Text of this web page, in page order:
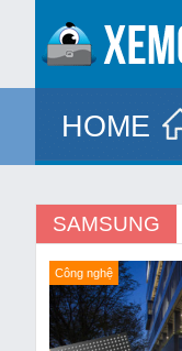
HOME
SAMSUNG
Công nghệ